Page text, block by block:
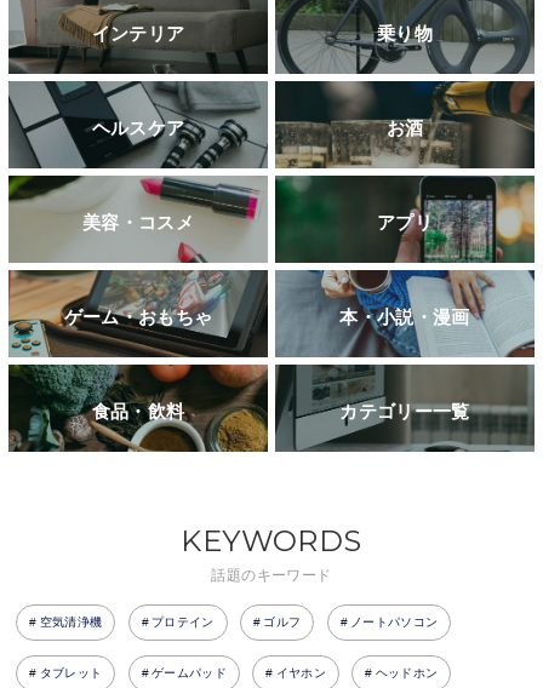
インテリア 乗り物
ヘルスケア お酒
美容・コスメ アプリ
ゲーム・おもちゃ 本・小説・漫画
食品・飲料 カテゴリー一覧
KEYWORDS
話題のキーワード
空気清浄機 プロテイン ゴルフ ノートパソコン
タブレット ゲームパッド イヤホン ヘッドホン